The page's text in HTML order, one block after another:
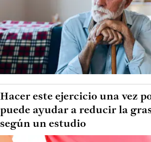
Hacer este ejercicio una vez
puede ayudar a reducir la
según un estudio